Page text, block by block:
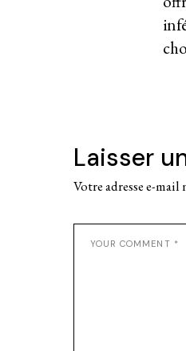
Laisser
Votre adresse e-mail